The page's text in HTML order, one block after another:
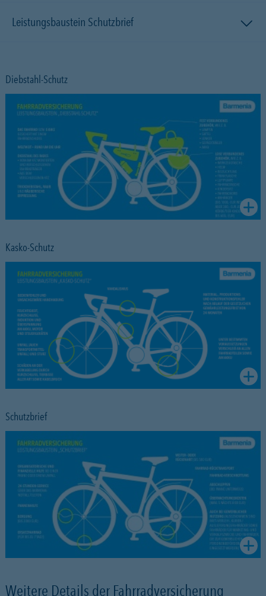
Leistungsbaustein Schutzbrief
Diebstahl-Schutz
Kasko-Schutz
Schutzbrief
Weitere Details der Fahrradversicherung